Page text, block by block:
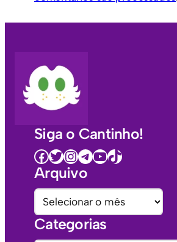
Siga o Cantinho!
Facebook Twitter InstagramTelegramYoutube TikTok
Arquivo
A
r
q
Categorias